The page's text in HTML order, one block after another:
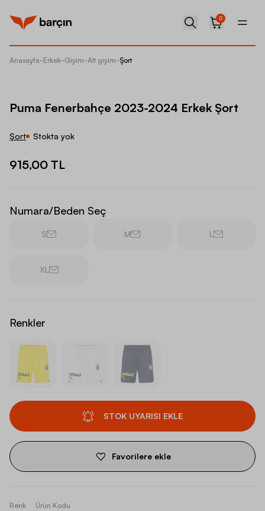
0
Anasayfa-Erkek-Giyim-Alt giyim-Şort
Puma Fenerbahçe 2023-2024 Erkek Şort
Şort Stokta yok
915,00 TL
Numara/Beden Seç
S M L
XL
Renkler
STOK UYARISI EKLE
Favorilere ekle
Renk Ürün Kodu